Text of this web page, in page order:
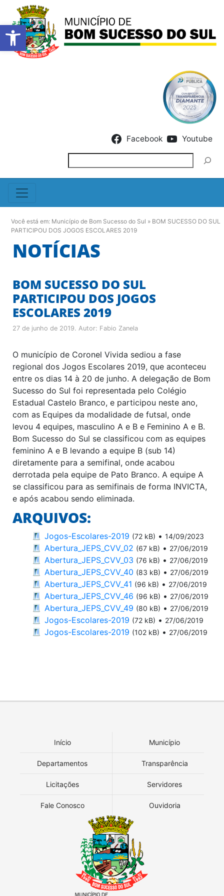
Barra de Ferramentas
Facebook Youtube
Você está em: Município de Bom Sucesso do Sul » BOM SUCESSO DO SUL
PARTICIPOU DOS JOGOS ESCOLARES 2019
NOTÍCIAS
BOM SUCESSO DO SUL
PARTICIPOU DOS JOGOS
ESCOLARES 2019
27 de junho de 2019. Autor: Fabio Zanela
O município de Coronel Vivida sediou a fase
regional dos Jogos Escolares 2019, que aconteceu
entre os dias 14 à 20 de junho. A delegação de Bom
Sucesso do Sul foi representada pelo Colégio
Estadual Castelo Branco, e participou neste ano,
com as Equipes da modalidade de futsal, onde
levou 4 equipes, masculino A e B e Feminino A e B.
Bom Sucesso do Sul se classificou com as equipes
feminino A e B levando a equipe B (sub 14)
diretamente para a semifinal, onde acabou
derrotada pela equipe de Pato Branco. A equipe A
se classificou para as semifinais de forma INVICTA,
e após acabou sendo eliminada.
ARQUIVOS:
Jogos-Escolares-2019 (72 kB) • 14/09/2023
Abertura_JEPS_CVV_02 (67 kB) • 27/06/2019
Abertura_JEPS_CVV_03 (76 kB) • 27/06/2019
Abertura_JEPS_CVV_40 (83 kB) • 27/06/2019
Abertura_JEPS_CVV_41 (96 kB) • 27/06/2019
Abertura_JEPS_CVV_46 (96 kB) • 27/06/2019
Abertura_JEPS_CVV_49 (80 kB) • 27/06/2019
Jogos-Escolares-2019 (72 kB) • 27/06/2019
Jogos-Escolares-2019 (102 kB) • 27/06/2019
Início Município
Departamentos Transparência
Licitações Servidores
Fale Conosco Ouvidoria